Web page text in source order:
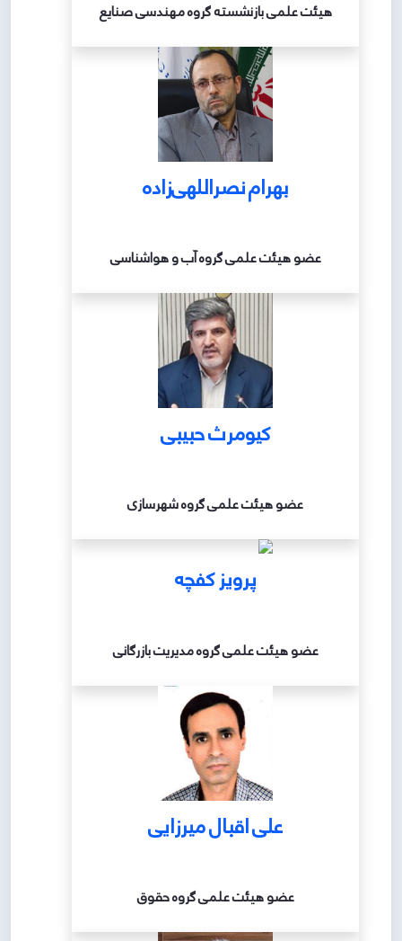
هیئت علمی بازنشسته گروه مهندسی صنایع
بهرام نصراللهی‌زاده
عضو هیئت علمی گروه آب و هواشناسی
کیومرث حبیبی
عضو هیئت علمی گروه شهرسازی
پرویز کفچه
عضو هیئت علمی گروه مدیریت بازرگانی
علی اقبال میرزایی
عضو هیئت علمی گروه حقوق